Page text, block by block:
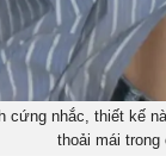
cứng nhắc, thiết kế
thoải mái trong